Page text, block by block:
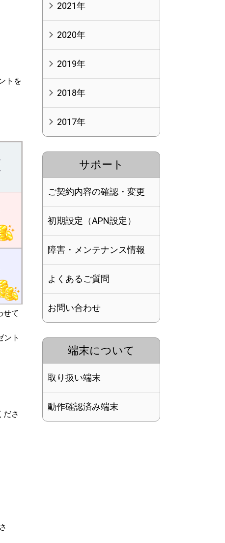
トを
せて
ント
ださ
2021年
2020年
2019年
2018年
2017年
サポート
ご契約内容の確認・変更
初期設定（APN設定）
障害・メンテナンス情報
よくあるご質問
お問い合わせ
端末について
取り扱い端末
動作確認済み端末